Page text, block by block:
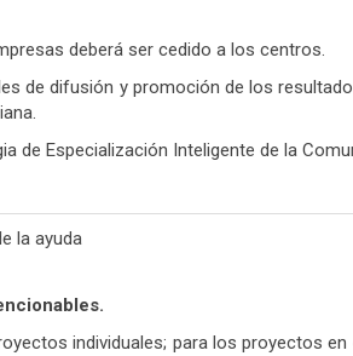
deberá ser cedido a los centros.
de difusión y promoción de los
Especialización Inteligente de la
la ayuda
individuales; para los proyectos